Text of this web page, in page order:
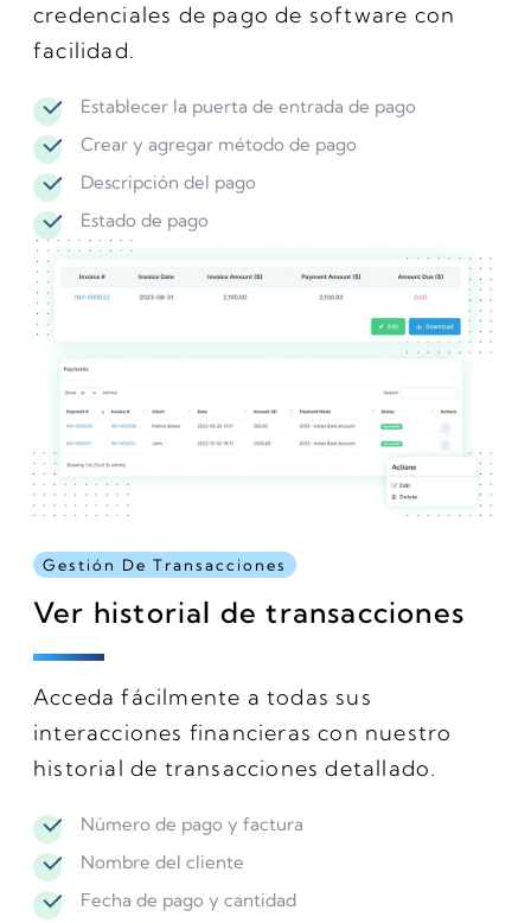
credenciales de pago de software con
facilidad.
Establecer la puerta de entrada de pago
Crear y agregar método de pago
Descripción del pago
Estado de pago
Gestión De Transacciones
Ver historial de transacciones
Acceda fácilmente a todas sus
interacciones financieras con nuestro
historial de transacciones detallado.
Número de pago y factura
Nombre del cliente
Fecha de pago y cantidad